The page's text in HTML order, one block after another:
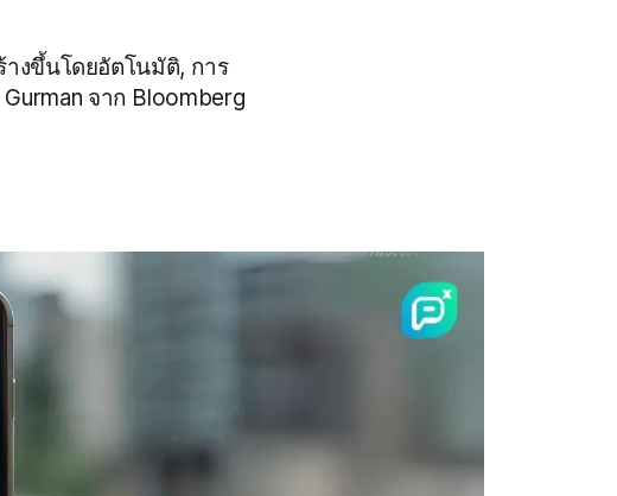
างขึ้นโดยอัตโนมัติ, การ
จาก Bloomberg